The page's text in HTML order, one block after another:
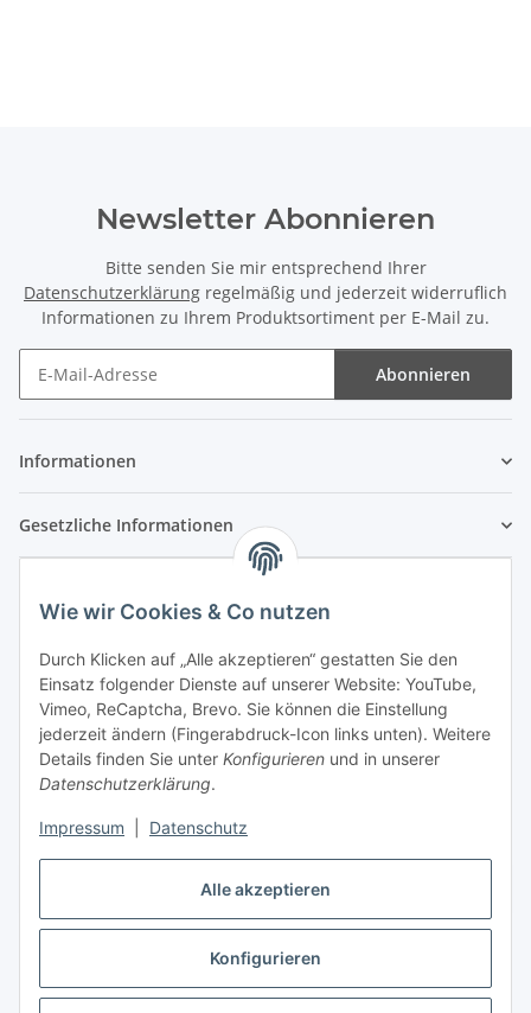
Alle akzeptieren
Konfigurieren
Wie wir Cookies & Co nutzen
Durch Klicken auf „Alle akzeptieren“ gestatten Sie den
Einsatz folgender Dienste auf unserer Website: YouTube,
Vimeo, ReCaptcha, Brevo. Sie können die Einstellung
jederzeit ändern (Fingerabdruck-Icon links unten). Weitere
Details finden Sie unter Konfigurieren und in unserer
Datenschutzerklärung.
Impressum Datenschutz
Newsletter Abonnieren
Bitte senden Sie mir entsprechend Ihrer
Datenschutzerklärung regelmäßig und jederzeit widerruflich
Informationen zu Ihrem Produktsortiment per E-Mail zu.
Abonnieren
Informationen
Gesetzliche Informationen
Vertrag widerrufen